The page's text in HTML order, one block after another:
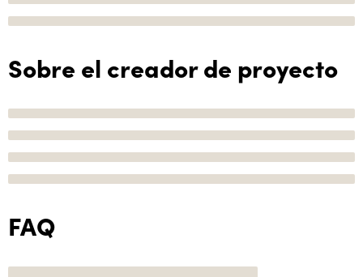
Sobre el creador de proyecto
FAQ